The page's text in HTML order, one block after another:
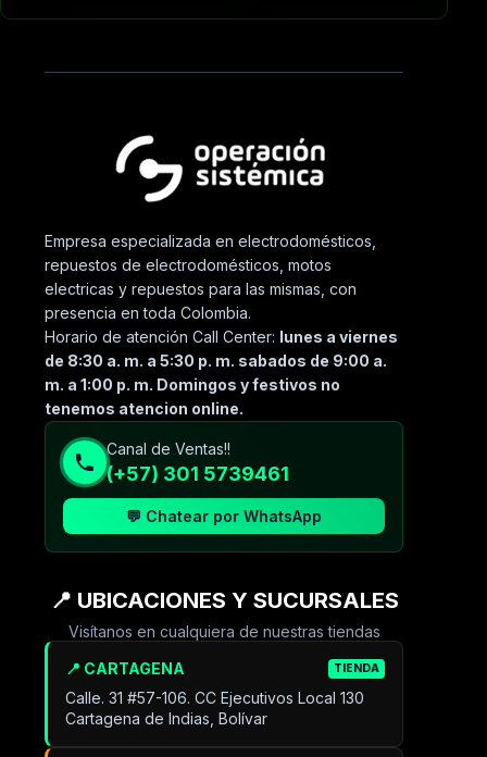
Empresa especializada en electrodomésticos,
repuestos de electrodomésticos, motos
electricas y repuestos para las mismas, con
presencia en toda Colombia.
Horario de atención Call Center: lunes a viernes
de 8:30 a. m. a 5:30 p. m. sabados de 9:00 a.
m. a 1:00 p. m. Domingos y festivos no
tenemos atencion online.
Canal de Ventas!!
(+57) 301 5739461
💬 Chatear por WhatsApp
📍 UBICACIONES Y SUCURSALES
Visítanos en cualquiera de nuestras tiendas
📍 CARTAGENA TIENDA
Calle. 31 #57-106. CC Ejecutivos Local 130
Cartagena de Indias, Bolívar